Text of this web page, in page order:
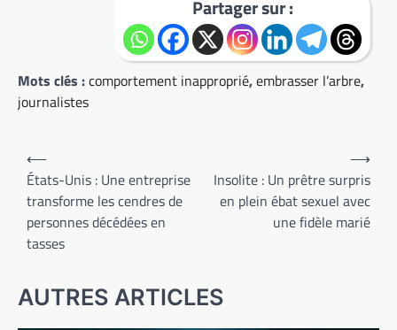
Partager sur :
Mots clés :comportement inapproprié,embrasser l’arbre,
journalistes
Navigation
de
l’article
⟵
États-Unis : Une entreprise
transforme les cendres de
personnes décédées en
tasses
Insolite : Un prêtre surpris
en plein ébat sexuel avec
une fidèle marié
⟶
AUTRES ARTICLES